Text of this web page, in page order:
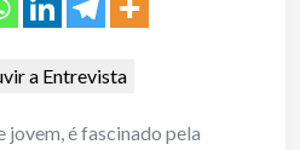
a Entrevista
jovem, é fascinado pela